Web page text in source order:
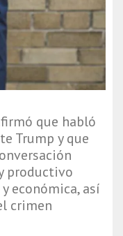
que habló
Trump y que
productivo
económica, así
crimen